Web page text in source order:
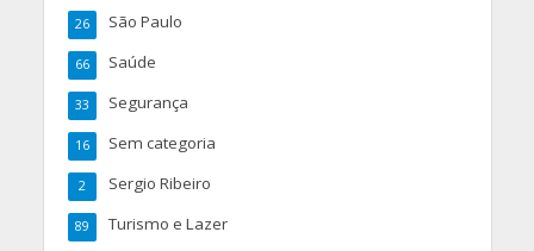
São Paulo
26
Saúde
66
Segurança
33
Sem categoria
16
Sergio Ribeiro
2
Turismo e Lazer
89